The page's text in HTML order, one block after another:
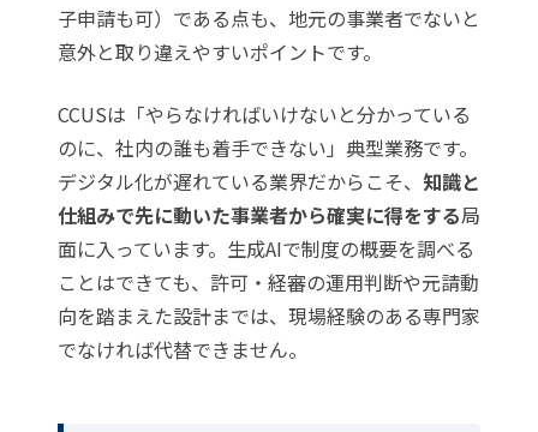
子申請も可）である点も、地元の事業者でないと
意外と取り違えやすいポイントです。
CCUSは「やらなければいけないと分かっている
のに、社内の誰も着手できない」典型業務です。
デジタル化が遅れている業界だからこそ、 知識と
仕組みで先に動いた事業者から確実に得をする局
面に入っています。生成AIで制度の概要を調べる
ことはできても、許可・経審の運用判断や元請動
向を踏まえた設計までは、現場経験のある専門家
でなければ代替できません。